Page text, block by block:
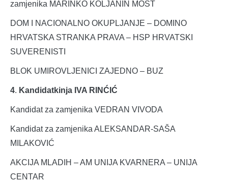
zamjenika MARINKO KOLJANIN MOST
DOM I NACIONALNO OKUPLJANJE – DOMINO
HRVATSKA STRANKA PRAVA – HSP HRVATSKI
SUVERENISTI
BLOK UMIROVLJENICI ZAJEDNO – BUZ
4. Kandidatkinja IVA RINĆIĆ
Kandidat za zamjenika VEDRAN VIVODA
Kandidat za zamjenika ALEKSANDAR-SAŠA
MILAKOVIĆ
AKCIJA MLADIH – AM UNIJA KVARNERA – UNIJA
CENTAR